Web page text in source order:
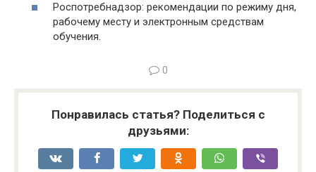
Роспотребнадзор: рекомендации по режиму дня,
рабочему месту и электронным средствам
обучения.
0
Понравилась статья? Поделиться с
друзьями: